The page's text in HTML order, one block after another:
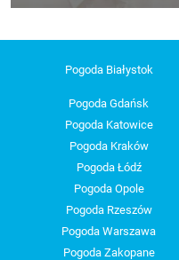
Pogoda Białystok
Pogoda Gdańsk
Pogoda Katowice
Pogoda Kraków
Pogoda Łódź
Pogoda Opole
Pogoda Rzeszów
Pogoda Warszawa
Pogoda Zakopane